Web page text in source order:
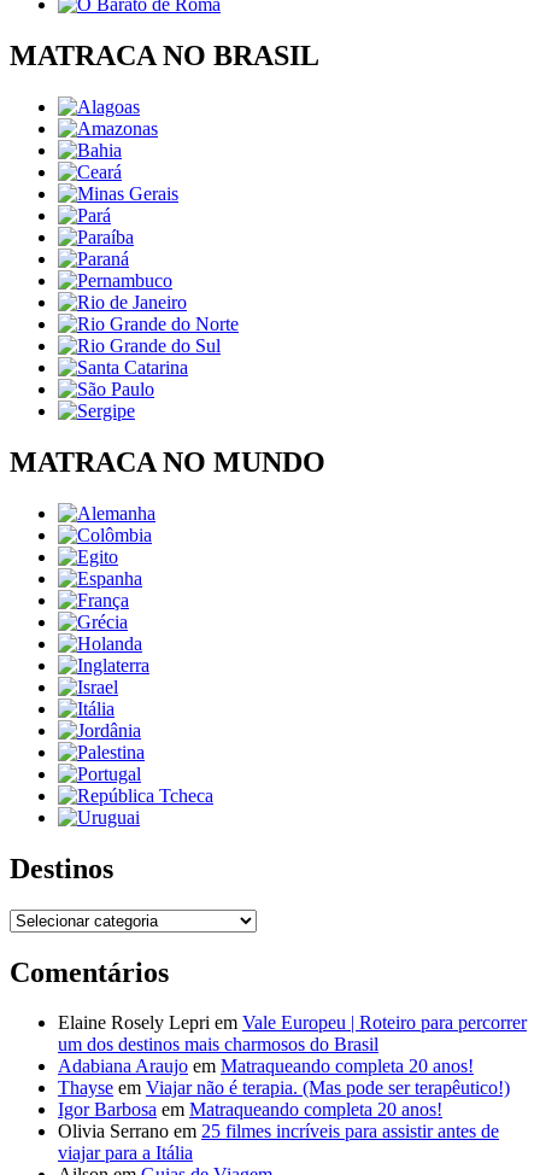
MATRACA NO BRASIL
MATRACA NO MUNDO
Destinos
Destinos
Comentários
Elaine Rosely Lepri em Vale Europeu | Roteiro para percorrer
um dos destinos mais charmosos do Brasil
Adabiana Araujo em Matraqueando completa 20 anos!
Thayse em Viajar não é terapia. (Mas pode ser terapêutico!)
Igor Barbosa em Matraqueando completa 20 anos!
Olivia Serrano em 25 filmes incríveis para assistir antes de
viajar para a Itália